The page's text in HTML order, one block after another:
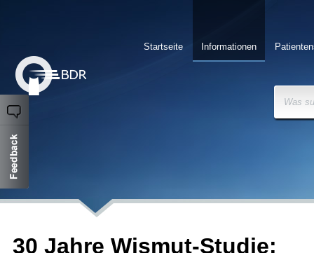
Informationen
Startseite
Was
30 Jahre Wismut-Studie: